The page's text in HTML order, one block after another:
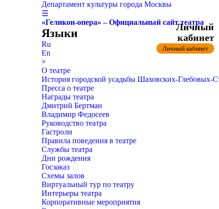
Департамент культуры города Москвы
☰
«Геликон-опера» – Официальный сайт театра
Языки
Ru
En
×
О театре
История городской усадьбы Шаховских-
Пресса о театре
Награды театра
Дмитрий Бертман
Владимир Федосеев
Руководство театра
Гастроли
Правила поведения в театре
Службы театра
Дни рождения
Госзаказ
Схемы залов
Виртуальный тур по театру
Интерьеры театра
Корпоративные мероприятия
Личный
кабинет
Личный кабинет